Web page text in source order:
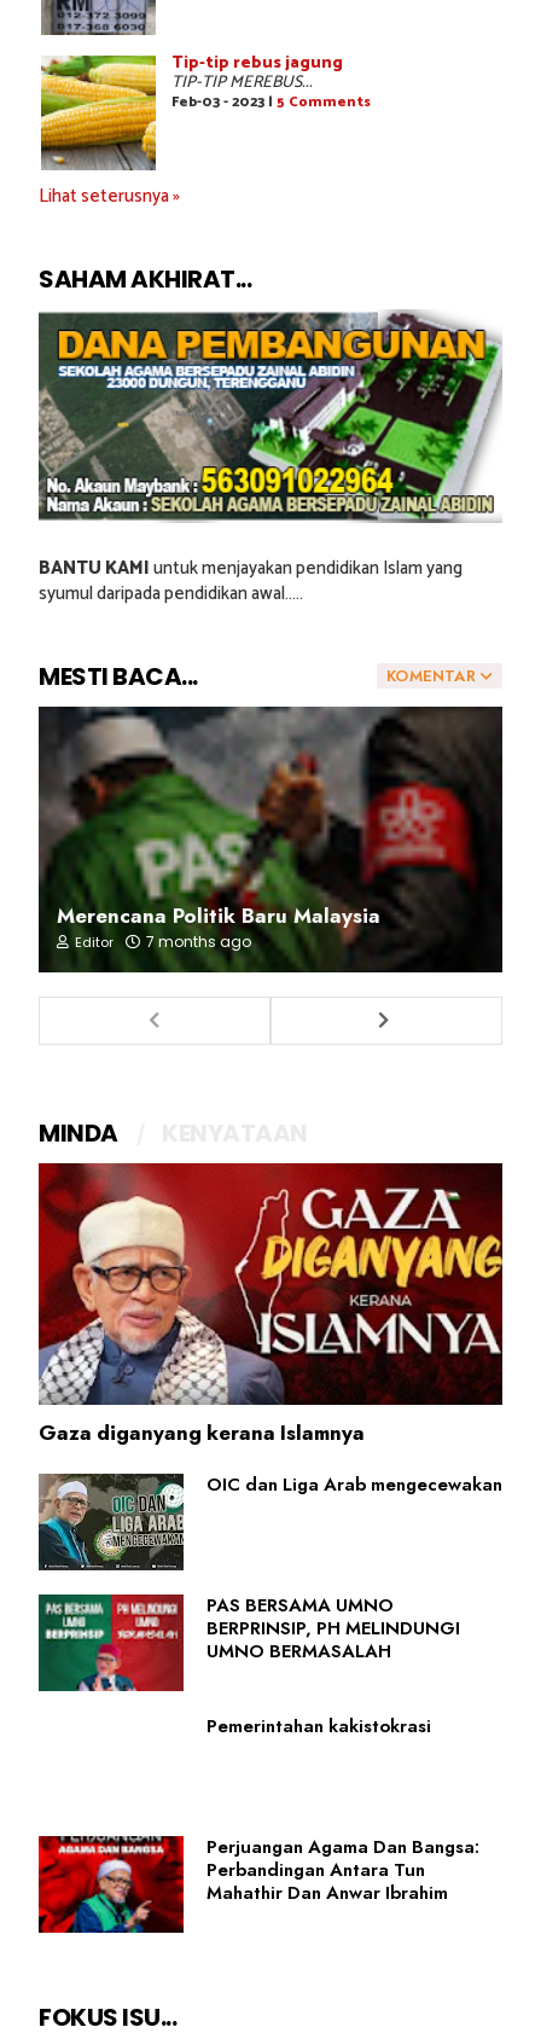
Tip-tip rebus jagung
TIP-TIP MEREBUS...
Feb-03 - 2023 | 5 Comments
Lihat seterusnya »
SAHAM AKHIRAT...
BANTU KAMIuntuk menjayakan pendidikan Islam yang
syumul daripada pendidikan awal.....
KOMENTAR
MESTI BACA...
Merencana Politik Baru Malaysia
Editor 7 months ago
MINDA
Gaza diganyang kerana Islamnya
OIC dan Liga Arab mengecewakan
PAS BERSAMA UMNO
BERPRINSIP, PH MELINDUNGI
UMNO BERMASALAH
Pemerintahan kakistokrasi
Perjuangan Agama Dan Bangsa:
Perbandingan Antara Tun
Mahathir Dan Anwar Ibrahim
FOKUS ISU...